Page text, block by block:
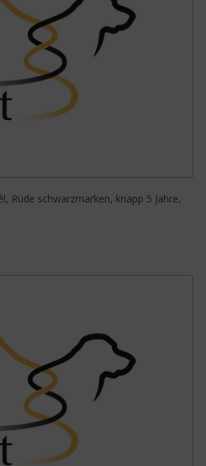
Rüde schwarzmarken, knapp 5 Jahre,